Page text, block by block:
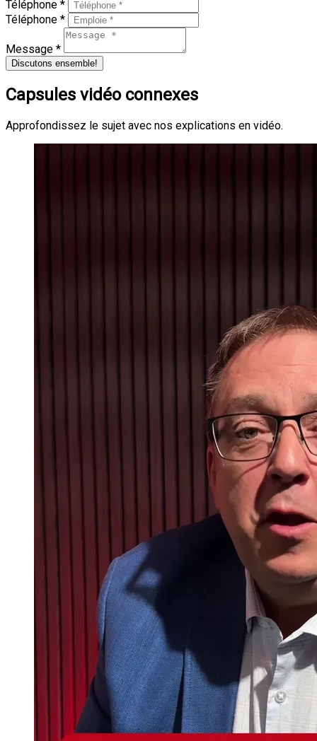
Téléphone *
Téléphone *
Message *
Discutons ensemble!
Capsules vidéo connexes
Approfondissez le sujet avec nos explications en vidéo.